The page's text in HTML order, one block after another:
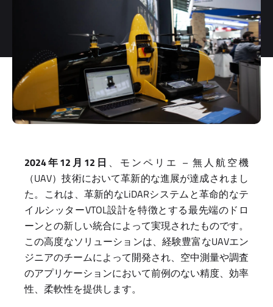
2024年12月12日 、モンペリエ – 無人航空機
（UAV）技術において革新的な進展が達成されまし
た。これは、革新的なLiDARシステムと革命的なテ
イルシッターVTOL設計を特徴とする最先端のドロ
ーンとの新しい統合によって実現されたものです。
この高度なソリューションは、経験豊富なUAVエン
ジニアのチームによって開発され、空中測量や調査
のアプリケーションにおいて前例のない精度、効率
性、柔軟性を提供します。